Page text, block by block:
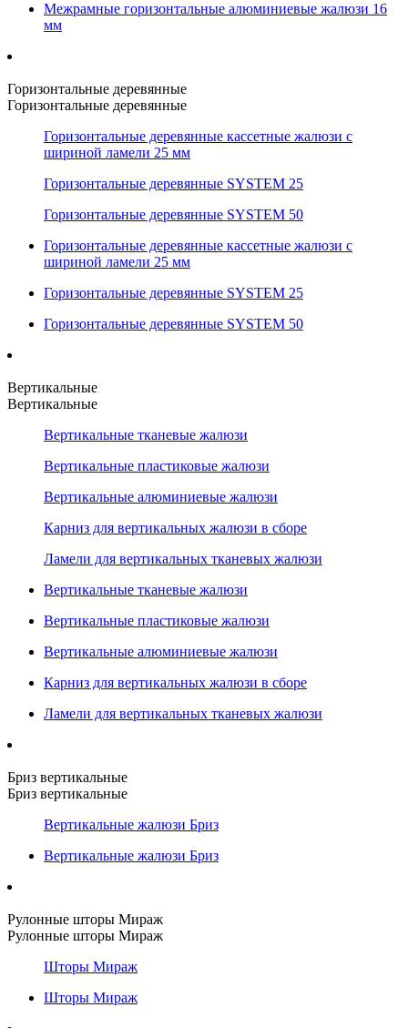
Межрамные горизонтальные алюминиевые жалюзи 16
мм
Горизонтальные деревянные
Горизонтальные деревянные
Горизонтальные деревянные кассетные жалюзи с
шириной ламели 25 мм
Горизонтальные деревянные SYSTEM 25
Горизонтальные деревянные SYSTEM 50
Горизонтальные деревянные кассетные жалюзи с
шириной ламели 25 мм
Горизонтальные деревянные SYSTEM 25
Горизонтальные деревянные SYSTEM 50
Вертикальные
Вертикальные
Вертикальные тканевые жалюзи
Вертикальные пластиковые жалюзи
Вертикальные алюминиевые жалюзи
Карниз для вертикальных жалюзи в сборе
Ламели для вертикальных тканевых жалюзи
Вертикальные тканевые жалюзи
Вертикальные пластиковые жалюзи
Вертикальные алюминиевые жалюзи
Карниз для вертикальных жалюзи в сборе
Ламели для вертикальных тканевых жалюзи
Бриз вертикальные
Бриз вертикальные
Вертикальные жалюзи Бриз
Вертикальные жалюзи Бриз
Рулонные шторы Мираж
Рулонные шторы Мираж
Шторы Мираж
Шторы Мираж